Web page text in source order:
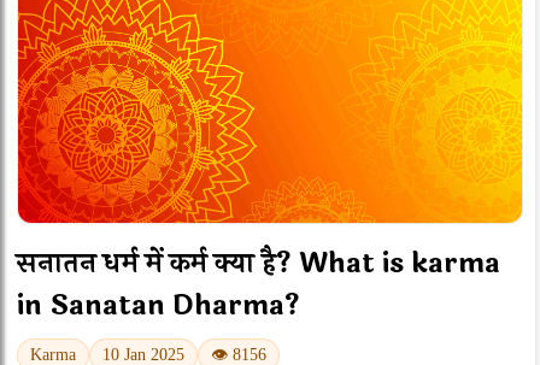
सनातन धर्म में कर्म क्या है? What is karma
in Sanatan Dharma?
Karma 10 Jan 2025 👁 8156